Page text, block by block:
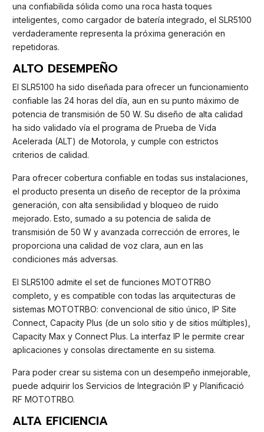
una confiabilida sólida como una roca hasta toques
inteligentes, como cargador de batería integrado, el SLR5100
verdaderamente representa la próxima generación en
repetidoras.
ALTO DESEMPEÑO
El SLR5100 ha sido diseñada para ofrecer un funcionamiento
confiable las 24 horas del día, aun en su punto máximo de
potencia de transmisión de 50 W. Su diseño de alta calidad
ha sido validado vía el programa de Prueba de Vida
Acelerada (ALT) de Motorola, y cumple con estrictos
criterios de calidad.
Para ofrecer cobertura confiable en todas sus instalaciones,
el producto presenta un diseño de receptor de la próxima
generación, con alta sensibilidad y bloqueo de ruido
mejorado. Esto, sumado a su potencia de salida de
transmisión de 50 W y avanzada corrección de errores, le
proporciona una calidad de voz clara, aun en las
condiciones más adversas.
El SLR5100 admite el set de funciones MOTOTRBO
completo, y es compatible con todas las arquitecturas de
sistemas MOTOTRBO: convencional de sitio único, IP Site
Connect, Capacity Plus (de un solo sitio y de sitios múltiples),
Capacity Max y Connect Plus. La interfaz IP le permite crear
aplicaciones y consolas directamente en su sistema.
Para poder crear su sistema con un desempeño inmejorable,
puede adquirir los Servicios de Integración IP y Planificació
RF MOTOTRBO.
ALTA EFICIENCIA